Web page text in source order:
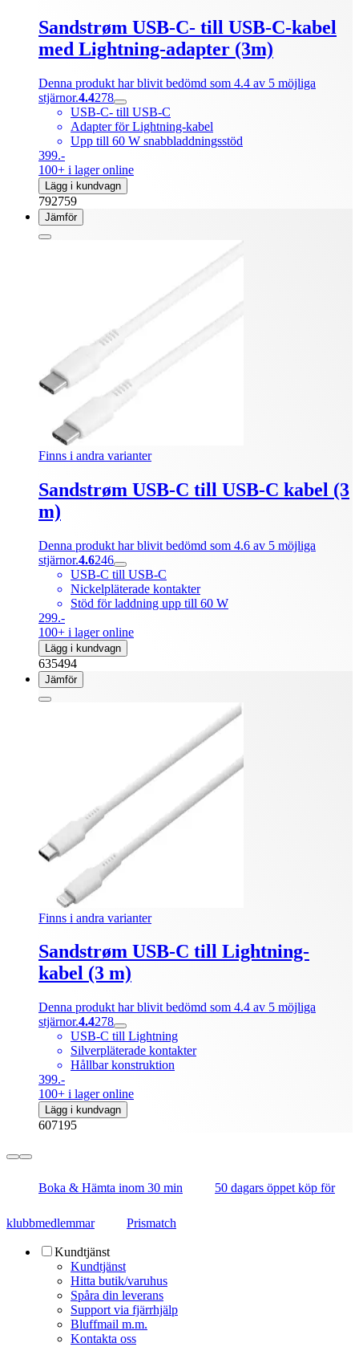
Sandstrøm USB-C- till USB-C-kabel
med Lightning-adapter (3m)
Denna produkt har blivit bedömd som 4.4 av 5 möjliga
stjärnor.4.4278
USB-C- till USB-C
Adapter för Lightning-kabel
Upp till 60 W snabbladdningsstöd
399.-
100+ i lager online
Lägg i kundvagn
792759
Jämför
Finns i andra varianter
Sandstrøm USB-C till USB-C kabel (3
m)
Denna produkt har blivit bedömd som 4.6 av 5 möjliga
stjärnor.4.6246
USB-C till USB-C
Nickelpläterade kontakter
Stöd för laddning upp till 60 W
299.-
100+ i lager online
Lägg i kundvagn
635494
Jämför
Finns i andra varianter
Sandstrøm USB-C till Lightning-
kabel (3 m)
Denna produkt har blivit bedömd som 4.4 av 5 möjliga
stjärnor.4.4278
USB-C till Lightning
Silverpläterade kontakter
Hållbar konstruktion
399.-
100+ i lager online
Lägg i kundvagn
607195
Boka & Hämta inom 30 min 50 dagars öppet köp för
klubbmedlemmar Prismatch
Kundtjänst
Kundtjänst
Hitta butik/varuhus
Spåra din leverans
Support via fjärrhjälp
Bluffmail m.m.
Kontakta oss